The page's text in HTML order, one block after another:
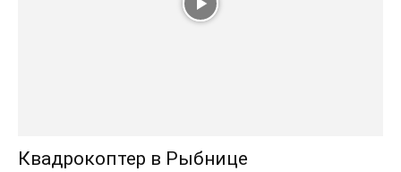
Квадрокоптер в Рыбнице